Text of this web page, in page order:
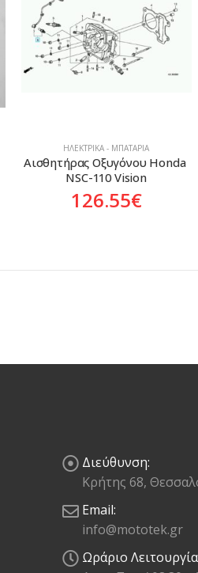
ΗΛΕΚΤΡΙΚΆ - ΜΠΑΤΑΡΊΑ
Αισθητήρας Οξυγόνου Honda
NSC-110 Vision
126.55€
Διεύθυνση:
Κρήτης 68,
Email:
info@mototek.gr
Ωράριο